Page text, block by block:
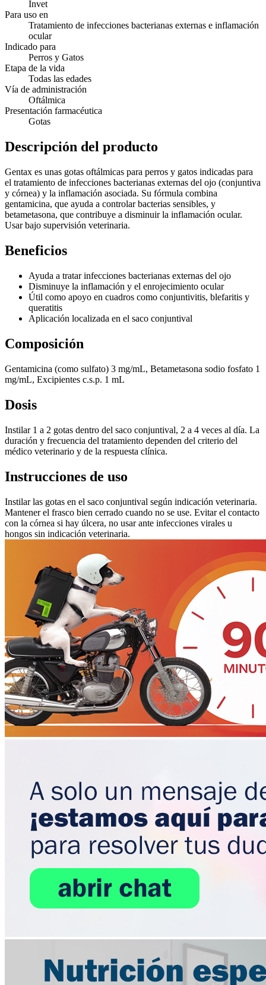
Invet
Para uso en
Tratamiento de infecciones bacterianas externas e inflamación
ocular
Indicado para
Perros y Gatos
Etapa de la vida
Todas las edades
Vía de administración
Oftálmica
Presentación farmacéutica
Gotas
Descripción del producto
Gentax es unas gotas oftálmicas para perros y gatos indicadas para
el tratamiento de infecciones bacterianas externas del ojo (conjuntiva
y córnea) y la inflamación asociada. Su fórmula combina
gentamicina, que ayuda a controlar bacterias sensibles, y
betametasona, que contribuye a disminuir la inflamación ocular.
Usar bajo supervisión veterinaria.
Beneficios
Ayuda a tratar infecciones bacterianas externas del ojo
Disminuye la inflamación y el enrojecimiento ocular
Útil como apoyo en cuadros como conjuntivitis, blefaritis y
queratitis
Aplicación localizada en el saco conjuntival
Composición
Gentamicina (como sulfato) 3 mg/mL, Betametasona sodio fosfato 1
mg/mL, Excipientes c.s.p. 1 mL
Dosis
Instilar 1 a 2 gotas dentro del saco conjuntival, 2 a 4 veces al día. La
duración y frecuencia del tratamiento dependen del criterio del
médico veterinario y de la respuesta clínica.
Instrucciones de uso
Instilar las gotas en el saco conjuntival según indicación veterinaria.
Mantener el frasco bien cerrado cuando no se use. Evitar el contacto
con la córnea si hay úlcera, no usar ante infecciones virales u
hongos sin indicación veterinaria.